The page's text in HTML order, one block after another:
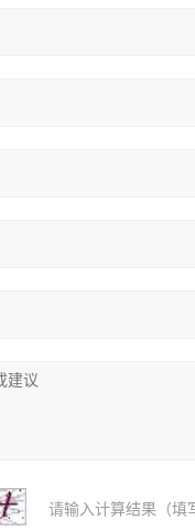
请输入计算结果（填